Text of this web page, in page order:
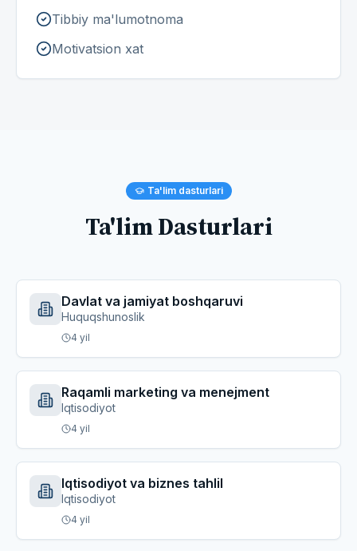
Tibbiy ma'lumotnoma
Motivatsion xat
Ta'lim dasturlari
Ta'lim Dasturlari
Davlat va jamiyat boshqaruvi
Huquqshunoslik
4 yil
Raqamli marketing va menejment
Iqtisodiyot
4 yil
Iqtisodiyot va biznes tahlil
Iqtisodiyot
4 yil